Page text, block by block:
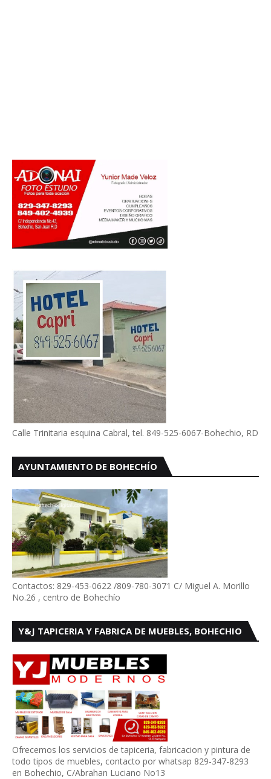
Calle Trinitaria esquina Cabral, tel. 849-525-6067-Bohechio, RD
AYUNTAMIENTO DE BOHECHÍO
Contactos: 829-453-0622 /809-780-3071 C/ Miguel A. Morillo
No.26 , centro de Bohechío
Y&J TAPICERIA Y FABRICA DE MUEBLES, BOHECHIO
Ofrecemos los servicios de tapiceria, fabricacion y pintura de
todo tipos de muebles, contacto por whatsap 829-347-8293
en Bohechio, C/Abrahan Luciano No13